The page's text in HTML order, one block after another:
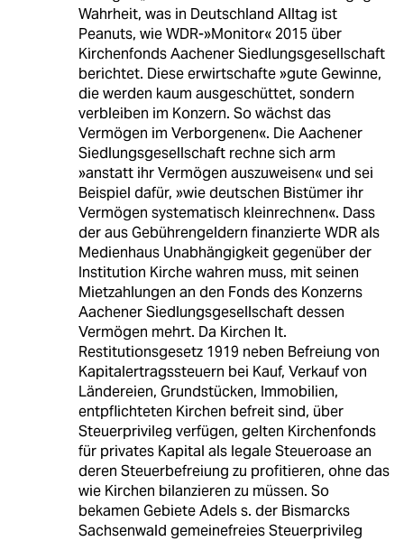
Wahrheit, was in Deutschland Alltag ist
Peanuts, wie WDR-»Monitor« 2015 über
Kirchenfonds Aachener Siedlungsgesellschaft
berichtet. Diese erwirtschafte »gute Gewinne,
die werden kaum ausgeschüttet, sondern
verbleiben im Konzern. So wächst das
Vermögen im Verborgenen«. Die Aachener
Siedlungsgesellschaft rechne sich arm
»anstatt ihr Vermögen auszuweisen« und sei
Beispiel dafür, »wie deutschen Bistümer ihr
Vermögen systematisch kleinrechnen«. Dass
der aus Gebührengeldern finanzierte WDR als
Medienhaus Unabhängigkeit gegenüber der
Institution Kirche wahren muss, mit seinen
Mietzahlungen an den Fonds des Konzerns
Aachener Siedlungsgesellschaft dessen
Vermögen mehrt. Da Kirchen lt.
Restitutionsgesetz 1919 neben Befreiung von
Kapitalertragssteuern bei Kauf, Verkauf von
Ländereien, Grundstücken, Immobilien,
entpflichteten Kirchen befreit sind, über
Steuerprivileg verfügen, gelten Kirchenfonds
für privates Kapital als legale Steueroase an
deren Steuerbefreiung zu profitieren, ohne das
wie Kirchen bilanzieren zu müssen. So
bekamen Gebiete Adels s. der Bismarcks
Sachsenwald gemeinefreies Steuerprivileg